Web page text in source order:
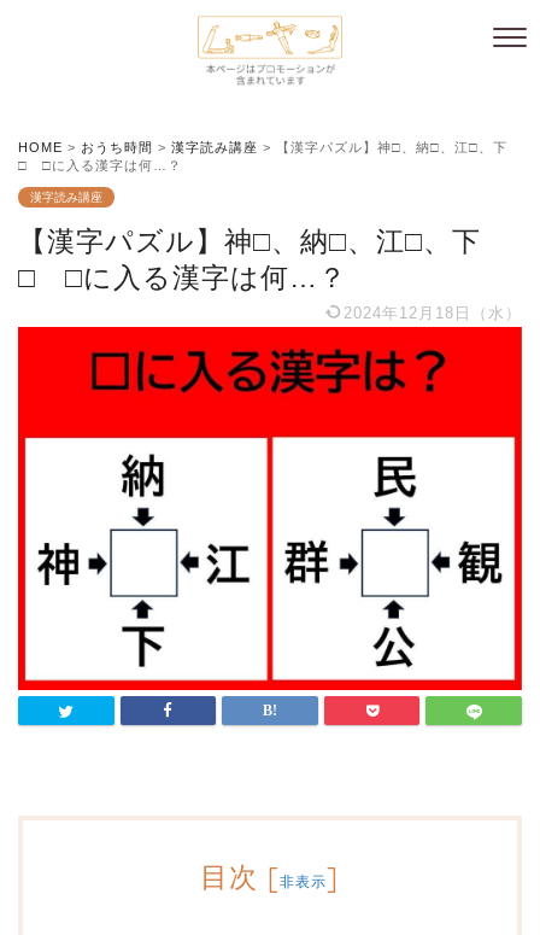
HOME > おうち時間 > 漢字読み講座 >
【漢字パズル】神□、納□、江□、下
□ □に入る漢字は何…？
漢字読み講座
【漢字パズル】神□、納□、江□、下
□ □に入る漢字は何…？
2024年12月18日（水）
目次 [非表示]